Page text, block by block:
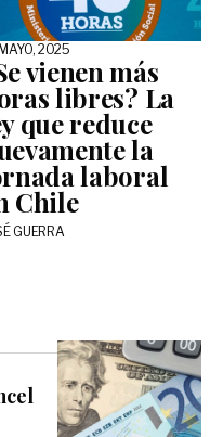
2025
vienen más
libres? La
que reduce
la
laboral
Chile
GUERRA